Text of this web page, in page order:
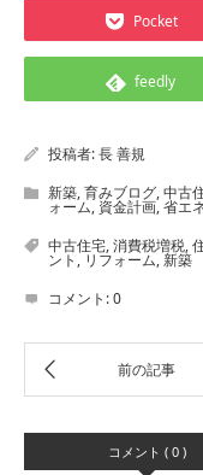
Pocket
feedly
投稿者:長 善規
新築,育みブログ,中古
ォーム, 資金計画,省エ
中古住宅,消費税増税,
ント, リフォーム,新築
コメント:0
コメント ( 0 )